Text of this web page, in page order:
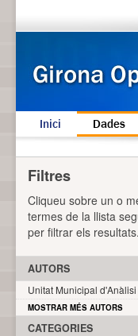
Inici Dades
Filtres
Cliqueu sobre un o
termes de la llista
per filtrar els resultats.
AUTORS
Unitat Municipal d'Anàlisi
MOSTRAR MÉS AUTORS
CATEGORIES